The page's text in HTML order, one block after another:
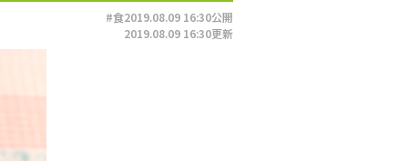
#食2019.08.09 16:30公開
2019.08.09 16:30更新